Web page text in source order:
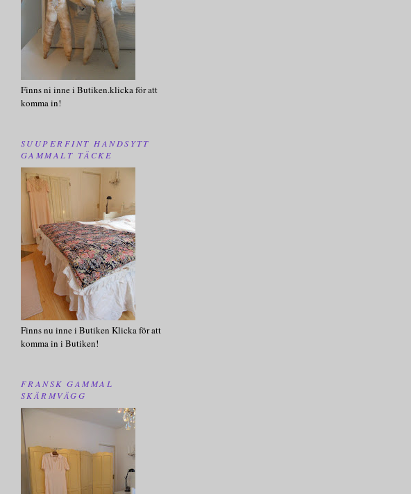
Finns ni inne i Butiken.klicka för att
komma in!
SUUPERFINT HANDSYTT
GAMMALT TÄCKE
Finns nu inne i Butiken Klicka för att
komma in i Butiken!
FRANSK GAMMAL
SKÄRMVÄGG